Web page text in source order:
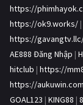
https://
https://ok9.works/ |
https://
AE888 Đăng Nhập |
hitclub | https://
https://
GOAL123 | KING88 |